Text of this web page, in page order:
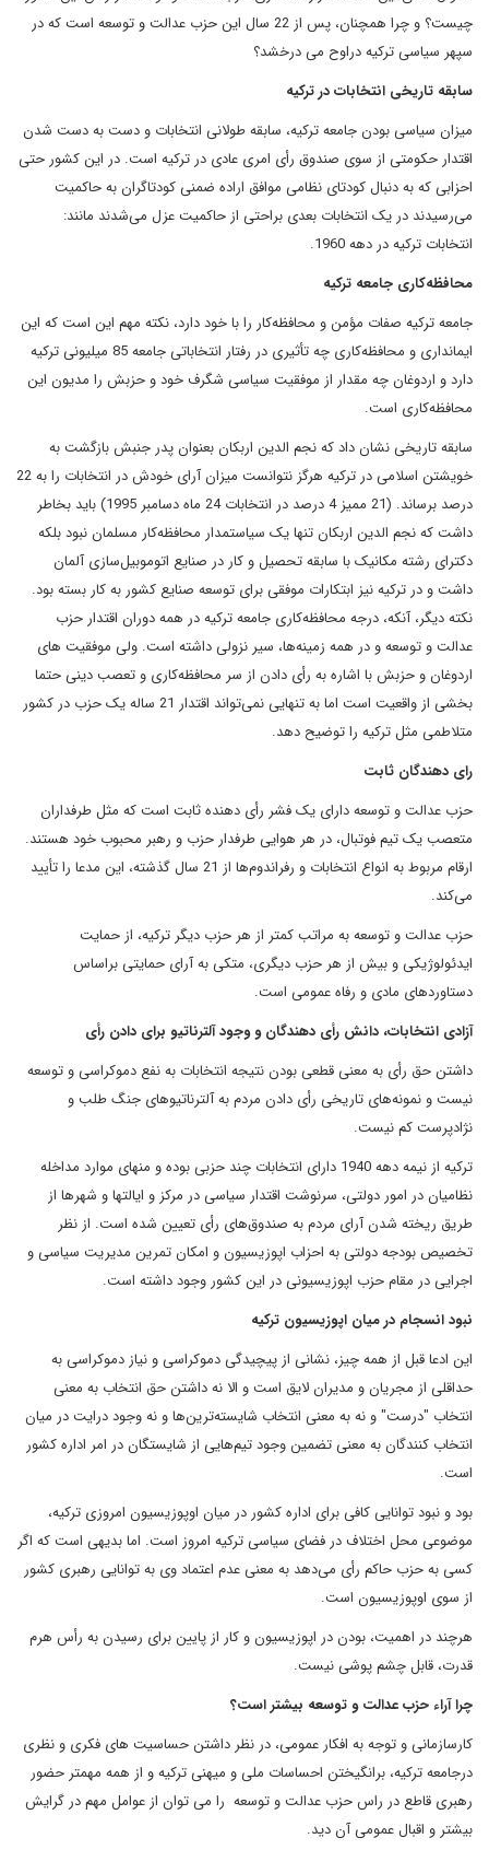
چیست؟ و چرا همچنان، پس از 22 سال این حزب عدالت و توسعه است که در
سپهر سیاسی ترکیه دراوح می درخشد؟
سابقه تاریخی انتخابات در ترکیه
میزان سیاسی بودن جامعه ترکیه، سابقه طولانی انتخابات و دست به دست شدن
اقتدار حکومتی از سوی صندوق رأی امری عادی در ترکیه است. در این کشور حتی
احزابی که به دنبال کودتای نظامی موافق اراده ضمنی کودتاگران به حاکمیت
می‌رسیدند در یک انتخابات بعدی براحتی از حاکمیت عزل می‌شدند مانند:
انتخابات ترکیه در دهه 1960.
محافظه‌کاری جامعه ترکیه
جامعه ترکیه صفات مؤمن و محافظه‌کار را با خود دارد، نکته مهم این است که این
ایمانداری و محافظه‌کاری چه تأثیری در رفتار انتخاباتی جامعه 85 میلیونی ترکیه
دارد و اردوغان چه مقدار از موفقیت سیاسی شگرف خود و حزبش را مدیون این
محافظه‌کاری است.
سابقه تاریخی نشان داد که نجم الدین اربکان بعنوان پدر جنبش بازگشت به
خویشتن اسلامی در ترکیه هرگز نتوانست میزان آرای خودش در انتخابات را به 22
درصد برساند. (21 ممیز 4 درصد در انتخابات 24 ماه دسامبر 1995) باید بخاطر
داشت که نجم الدین اربکان تنها یک سیاستمدار محافظه‌کار مسلمان نبود بلکه
دکترای رشته مکانیک با سابقه تحصیل و کار در صنایع اتوموبیل‌سازی آلمان
داشت و در ترکیه نیز ابتکارات موفقی برای توسعه صنایع کشور به کار بسته بود.
نکته دیگر، آنکه، درجه محافظه‌کاری جامعه ترکیه در همه دوران اقتدار حزب
عدالت و توسعه و در همه زمینه‌ها، سیر نزولی داشته است. ولی موفقیت های
اردوغان و حزبش با اشاره به رأی دادن از سر محافظه‌کاری و تعصب دینی حتما
بخشی از واقعیت است اما به تنهایی نمی‌تواند اقتدار 21 ساله یک حزب در کشور
متلاطمی مثل ترکیه را توضیح دهد.
رای دهندگان ثابت
حزب عدالت و توسعه دارای یک فشر رأی دهنده ثابت است که مثل طرفداران
متعصب یک تیم فوتبال، در هر هوایی طرفدار حزب و رهبر محبوب خود هستند.
ارقام مربوط به انواع انتخابات و رفراندوم‌ها از 21 سال گذشته، این مدعا را تأیید
می‌کند.
حزب عدالت و توسعه به مراتب کمتر از هر حزب دیگر ترکیه، از حمایت
ایدئولوژیکی و بیش از هر حزب دیگری، متکی به آرای حمایتی براساس
دستاوردهای مادی و رفاه عمومی است.
آزادی انتخابات، دانش رأی دهندگان و وجود آلترناتیو برای دادن رأی
داشتن حق رأی به معنی قطعی بودن نتیجه انتخابات به نفع دموکراسی و توسعه
نیست و نمونه‌های تاریخی رأی دادن مردم به آلترناتیوهای جنگ طلب و
نژادپرست کم نیست.
ترکیه از نیمه دهه 1940 دارای انتخابات چند حزبی بوده و منهای موارد مداخله
نظامیان در امور دولتی، سرنوشت اقتدار سیاسی در مرکز و ایالتها و شهرها از
طریق ریخته شدن آرای مردم به صندوق‌های رأی تعیین شده است. از نظر
تخصیص بودجه دولتی به احزاب اپوزیسیون و امکان تمرین مدیریت سیاسی و
اجرایی در مقام حزب اپوزیسیونی در این کشور وجود داشته است.
نبود انسجام در میان اپوزیسیون ترکیه
این ادعا قبل از همه چیز، نشانی از پیچیدگی دموکراسی و نیاز دموکراسی به
حداقلی از مجریان و مدیران لایق است و الا نه داشتن حق انتخاب به معنی
انتخاب "درست" و نه به معنی انتخاب شایسته‌ترین‌ها و نه وجود درایت در میان
انتخاب کنندگان به معنی تضمین وجود تیم‌هایی از شایستگان در امر اداره کشور
است.
بود و نبود توانایی کافی برای اداره کشور در میان اوپوزیسیون امروزی ترکیه،
موضوعی محل اختلاف در فضای سیاسی ترکیه امروز است. اما بدیهی است که اگر
کسی به حزب حاکم رأی می‌دهد به معنی عدم اعتماد وی به توانایی رهبری کشور
از سوی اوپوزیسیون است.
هرچند در اهمیت، بودن در اپوزیسیون و کار از پایین برای رسیدن به رأس هرم
قدرت، قابل چشم پوشی نیست.
چرا آراء حزب عدالت و توسعه بیشتر است؟
کارسازمانی و توجه به افکار عمومی، در نظر داشتن حساسیت های فکری و نظری
درجامعه ترکیه، برانگیختن احساسات ملی و میهنی ترکیه و از همه مهمتر حضور
رهبری قاطع در راس حزب عدالت و توسعه را می توان از عوامل مهم در گرایش
بیشتر و اقبال عمومی آن دید.